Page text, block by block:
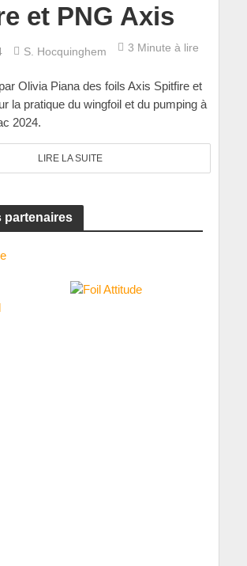
et PNG Axis
S. Hocquinghem 3 Minute à lire
Olivia Piana des foils Axis Spitfire et
la pratique du wingfoil et du pumping à
2024.
LIRE LA SUITE
partenaires